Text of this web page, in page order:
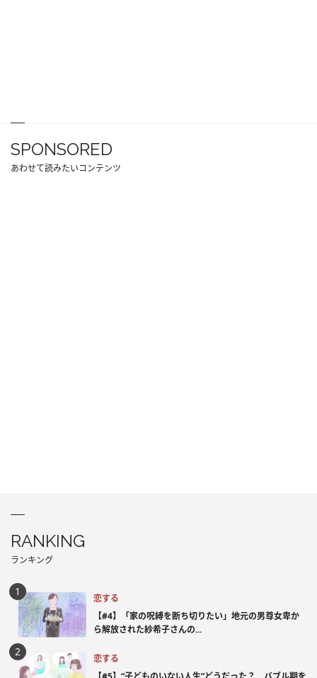
SPONSORED
あわせて読みたいコンテンツ
RANKING
ランキング
恋する
【#4】「家の呪縛を断ち切りたい」地元の男尊女卑か
ら解放された紗希子さんの...
恋する